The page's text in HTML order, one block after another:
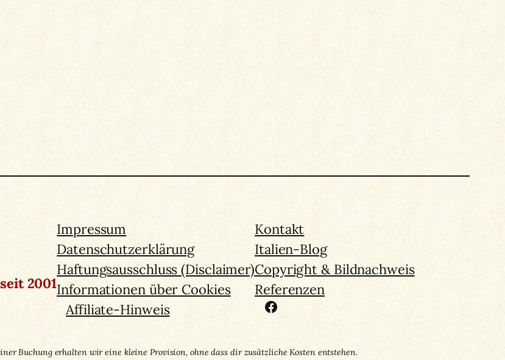
2001
Impressum
Datenschutzerklärung
Haftungsausschluss (Disclaimer)
Informationen über Cookies
Affiliate-Hinweis
Kontakt
Italien-Blog
Copyright & Bildnachweis
Referenzen
Facebook
Buchung erhalten wir eine kleine Provision, ohne dass dir zusätzliche Kosten entstehen.